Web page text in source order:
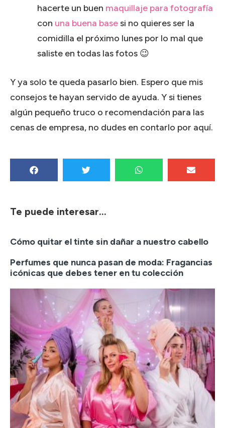
hacerte un buen maquillaje para fotografía
con una buena basesi no quieres ser la
comidilla el próximo lunes por lo mal que
saliste en todas las fotos 😉
Y ya solo te queda pasarlo bien. Espero que mis
consejos te hayan servido de ayuda. Y si tienes
algún pequeño truco o recomendación para las
cenas de empresa, no dudes en contarlo por aquí.
Te puede interesar...
Cómo quitar el tinte sin dañar a nuestro cabello
Perfumes que nunca pasan de moda: Fragancias
icónicas que debes tener en tu colección